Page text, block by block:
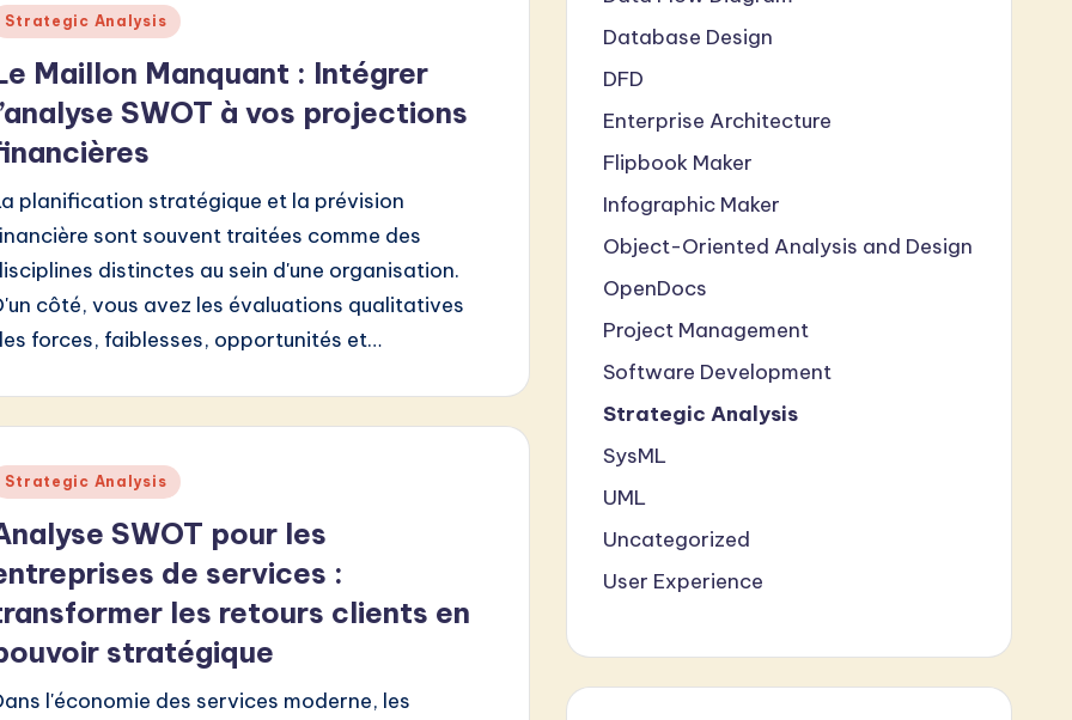
Strategic Analysis
Maillon Manquant : Intégrer
SWOT à vos projections
planification stratégique et la prévision
sont souvent traitées comme des
distinctes au sein d'une organisation.
côté, vous avez les évaluations qualitatives
forces, faiblesses, opportunités et…
Strategic Analysis
SWOT pour les
de services :
les retours clients en
stratégique
l'économie des services moderne, les
Database Design
DFD
Enterprise Architecture
Flipbook Maker
Infographic Maker
Object-Oriented Analysis and Design
OpenDocs
Project Management
Software Development
Strategic Analysis
SysML
UML
Uncategorized
User Experience